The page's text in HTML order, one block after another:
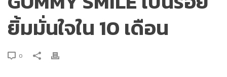
ยิ้มมั่นใจใน 10 เดือน
0